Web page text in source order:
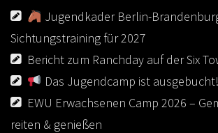
Jugendkader Berlin-
Sichtungstraining für 2027
Bericht zum Ranchday auf der Six
Das Jugendcamp ist ausgebucht!
EWU Erwachsenen Camp 2026 –
reiten & genießen